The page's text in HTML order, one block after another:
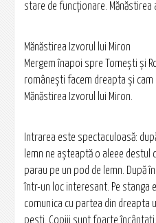
stare de funcţionare.
Mănăstirea Izvorul lui Miron
Mergem înapoi spre Tomești și
românești facem dreapta și cam
Mănăstirea Izvorul lui Miron.
Intrarea este spectaculoasă:
lemn ne așteaptă o aleee destul
parau pe un pod de lemn. După
într-un loc interesant. Pe stanga
comunica cu partea din dreapta
pesti. Copiii sunt foarte încântați.